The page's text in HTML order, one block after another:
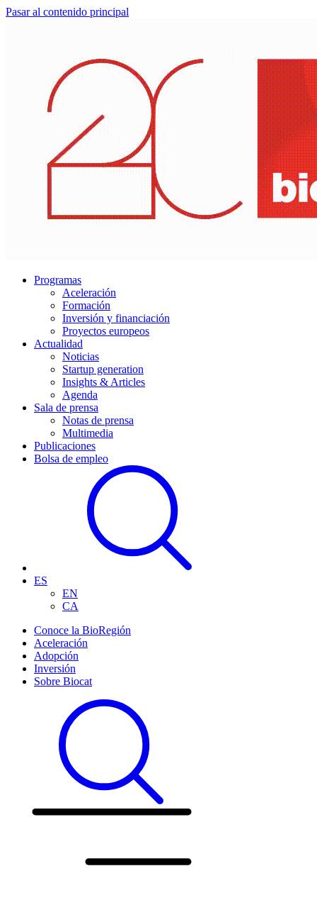
Pasar al contenido principal
Programas
Aceleración
Formación
Inversión y financiación
Proyectos europeos
Actualidad
Noticias
Startup generation
Insights & Articles
Agenda
Sala de prensa
Notas de prensa
Multimedia
Publicaciones
Bolsa de empleo
ES
EN
CA
Conoce la BioRegión
Aceleración
Adopción
Inversión
Sobre Biocat